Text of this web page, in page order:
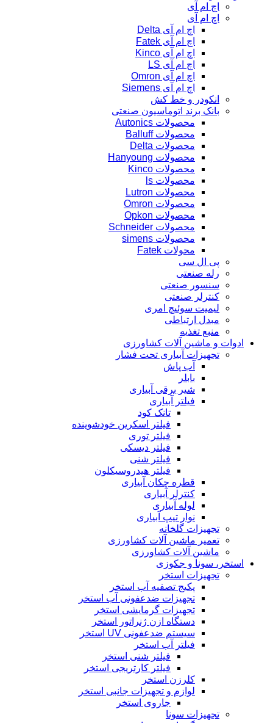
اچ ام آی
اچ ام آی
اچ ام آی Delta
اچ ام آی Fatek
اچ ام آی Kinco
اچ ام آی LS
اچ ام آی Omron
اچ ام آی Siemens
انکودر و خط کش
بانک برند اتوماسیون صنعتی
محصولات Autonics
محصولات Balluff
محصولات Delta
محصولات Hanyoung
محصولات Kinco
محصولات ls
محصولات Lutron
محصولات Omron
محصولات Opkon
محصولات Schneider
محصولات simens
محولات Fatek
پی ال سی
رله صنعتی
سنسور صنعتی
کنترلر صنعتی
لیمیت سوئیچ امری
مبدل ارتباطی
منبع تغذیه
ادوات و ماشین آلات کشاورزی
تجهیزات آبیاری تحت فشار
آب پاش
بابلر
شیر برقی آبیاری
فیلتر آبیاری
تانک کود
فیلتر اسکرین خودشوینده
فیلتر توری
فیلتر دیسکی
فیلتر شنی
فیلتر هیدروسیکلون
قطره چکان آبیاری
کنترلر آبیاری
لوله آبیاری
نوار تیپ آبیاری
تجهیزات گلخانه
تعمیر ماشین آلات کشاورزی
ماشین آلات کشاورزی
استخر، سونا و جکوزی
تجهیزات استخر
پکیج تصفیه آب استخر
تجهیزات ضدعفونی آب استخر
تجهیزات گرمایشی استخر
دستگاه ازن ژنراتور استخر
سیستم ضدعفونی UV استخر
فیلتر آب استخر
فیلتر شنی استخر
فیلتر کارتریجی استخر
کلرزن استخر
لوازم و تجهیزات جانبی استخر
جاروی استخر
تجهیزات سونا